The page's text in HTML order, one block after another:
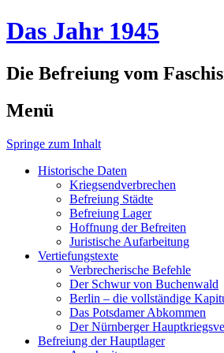
Das Jahr 1945
Die Befreiung vom
Menü
Springe zum Inhalt
Historische Daten
Kriegsendverbrechen
Befreiung Städte
Befreiung Lager
Hoffnung der Befreiten
Juristische Aufarbeitung
Vertiefungstexte
Verbrecherische Befehle
Der Schwur von Buchenwald
Berlin – die vollständige
Das Potsdamer Abkommen
Der Nürnberger
Befreiung der Hauptlager